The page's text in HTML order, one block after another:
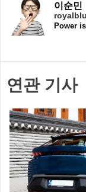
이순민
Power
연관 기사